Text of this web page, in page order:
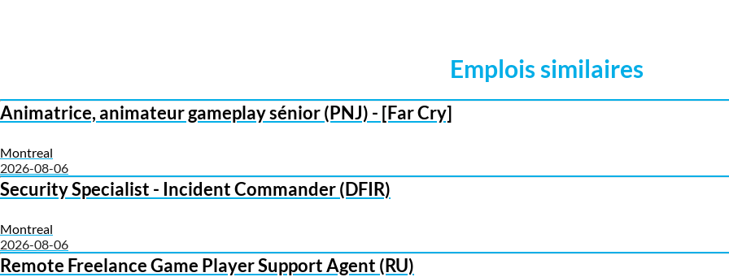
Emplois similaires
Animatrice, animateur gameplay sénior (PNJ) - [Far Cry]
Montreal
2026-08-06
Security Specialist - Incident Commander (DFIR)
Montreal
2026-08-06
Remote Freelance Game Player Support Agent (RU)